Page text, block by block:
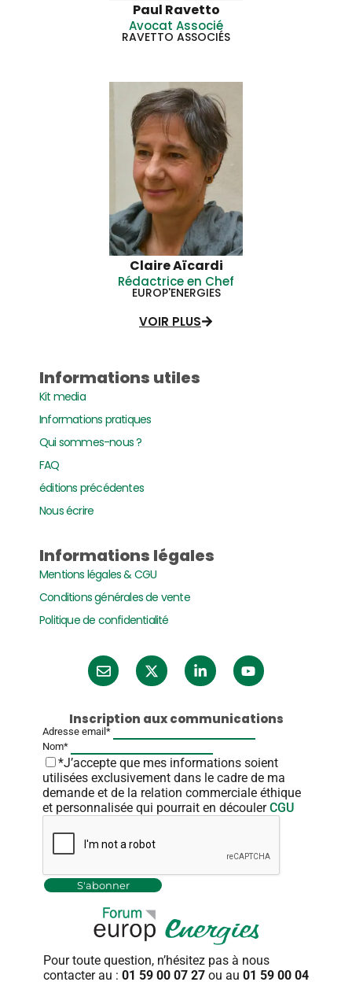
Paul Ravetto
Avocat Associé
RAVETTO ASSOCIÉS
Claire Aïcardi
Rédactrice en Chef
EUROP'ENERGIES
VOIR PLUS
Informations utiles
Kit media
Informations pratiques
Qui sommes-nous ?
FAQ
éditions précédentes
Nous écrire
Informations légales
Mentions légales & CGU
Conditions générales de vente
Politique de confidentialité
Inscription aux communications
Adresse email*
Nom*
*J’accepte que mes informations soient
utilisées exclusivement dans le cadre de ma
demande et de la relation commerciale éthique
et personnalisée qui pourrait en découlerCGU
Pour toute question, n’hésitez pas à nous
contacter au : 01 59 00 07 27 ou au 01 59 00 04